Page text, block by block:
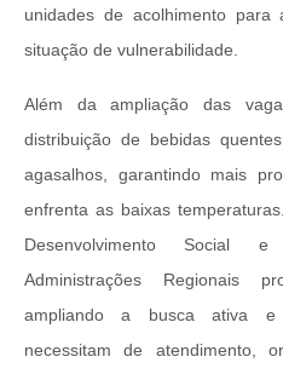
unidades de acolhimento para
situação de vulnerabilidade.
Além da ampliação das
distribuição de bebidas
agasalhos, garantindo mais
enfrenta as baixas
Desenvolvimento Social
Administrações Regionais
ampliando a busca ativa e
necessitam de atendimento,